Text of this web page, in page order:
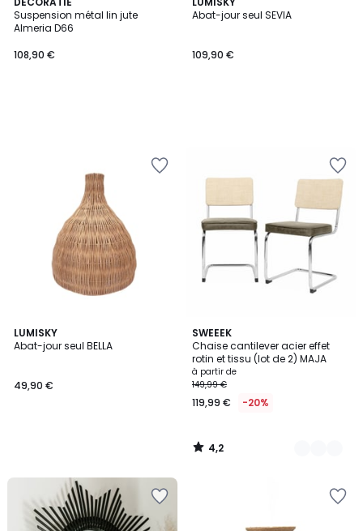
Suspension métal lin jute
Almeria D66
108,90 €
Abat-jour seul SEVIA
109,90 €
LUMISKY
Abat-jour seul BELLA
49,90 €
SWEEEK
Chaise cantilever acier effet
rotin et tissu (lot de 2) MAJA
à partir de
149,99 €
119,99 € -20%
4,2
/ 5
2
Couleurs
4,2
/